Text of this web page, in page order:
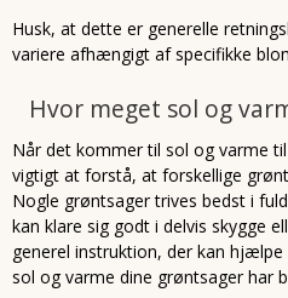
Husk, at dette er generelle
variere afhængigt af specifikke
Hvor meget sol og
Når det kommer til sol og varme
vigtigt at forstå, at forskellige
Nogle grøntsager trives bedst i
kan klare sig godt i delvis skygge
generel instruktion, der kan
sol og varme dine grøntsager har